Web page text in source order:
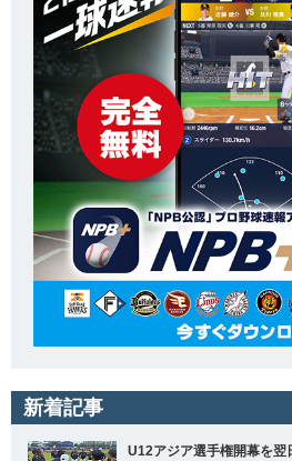
新着記事
U12アジア選手権開幕を翌